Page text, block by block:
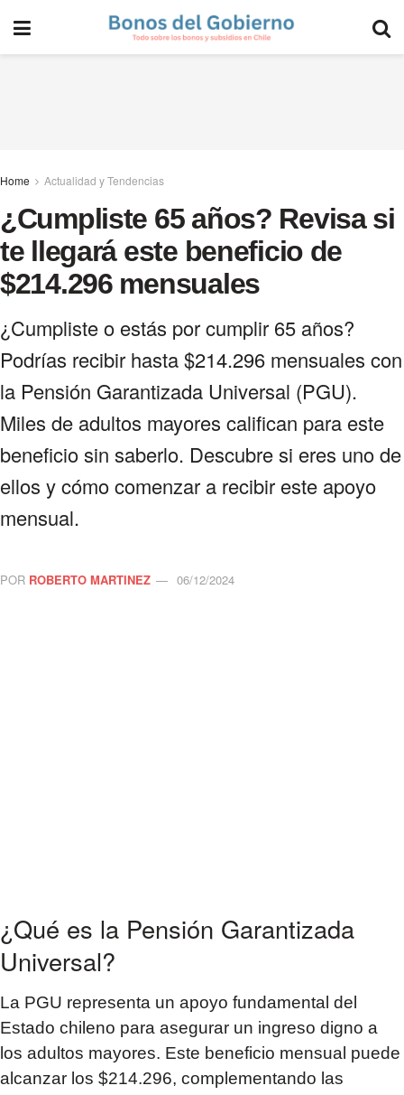
Home Actualidad y Tendencias
¿Cumpliste 65 años? Revisa si
te llegará este beneficio de
$214.296 mensuales
¿Cumpliste o estás por cumplir 65 años?
Podrías recibir hasta $214.296 mensuales con
la Pensión Garantizada Universal (PGU).
Miles de adultos mayores califican para este
beneficio sin saberlo. Descubre si eres uno de
ellos y cómo comenzar a recibir este apoyo
mensual.
POR ROBERTO MARTINEZ 06/12/2024
¿Qué es la Pensión Garantizada
Universal?
La PGU representa un apoyo fundamental del
Estado chileno para asegurar un ingreso digno a
los adultos mayores. Este beneficio mensual puede
alcanzar los $214.296, complementando las